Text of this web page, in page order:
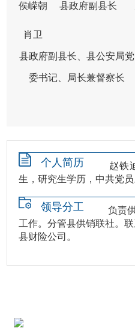
侯嵘朝 县政府副县长
肖卫
县政府副县长、县公安局党
委书记、局长兼督察长
个人简历
赵铁
生，研究生学历，中共党员
领导分工
负责
工作。分管县供销联社。
县财险公司。